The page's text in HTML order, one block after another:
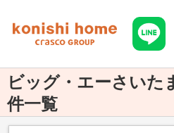
ビッグ・エーさいた
件一覧